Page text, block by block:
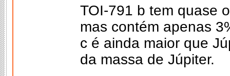
TOI-791 b tem quase
mas contém apenas
c é ainda maior que
da massa de Júpiter.